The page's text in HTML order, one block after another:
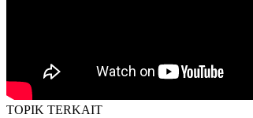
TOPIK TERKAIT